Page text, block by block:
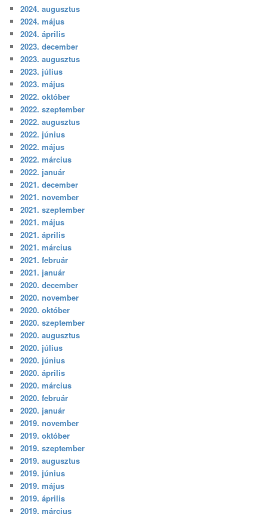
2024. augusztus
2024. május
2024. április
2023. december
2023. augusztus
2023. július
2023. május
2022. október
2022. szeptember
2022. augusztus
2022. június
2022. május
2022. március
2022. január
2021. december
2021. november
2021. szeptember
2021. május
2021. április
2021. március
2021. február
2021. január
2020. december
2020. november
2020. október
2020. szeptember
2020. augusztus
2020. július
2020. június
2020. április
2020. március
2020. február
2020. január
2019. november
2019. október
2019. szeptember
2019. augusztus
2019. június
2019. május
2019. április
2019. március